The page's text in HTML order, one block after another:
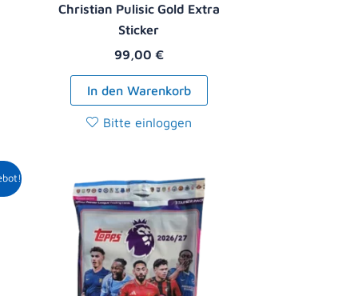
Christian Pulisic Gold Extra
Sticker
99,00 €
In den Warenkorb
Bitte einloggen